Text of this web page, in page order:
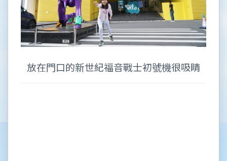
放在門口的新世紀福音戰士初號機很吸睛